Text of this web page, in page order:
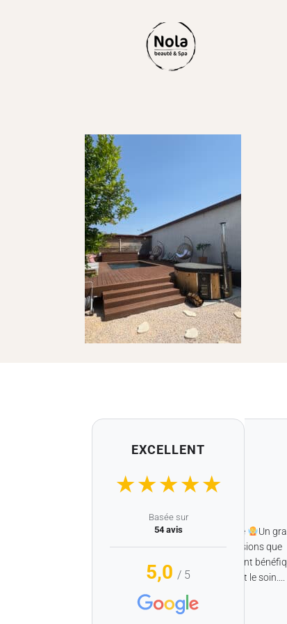
EXCELLENT
★★★★★
Basée sur
54 avis
5,0 / 5
Christelle Fabre
Le salon d’Audrey est vraiment magique
Un grand
Merci à Lola pour m’avoir enlevé les tensions que
j’avais dans le dos . Un massage vraiment bénéfique
. J’ai adoré aussi l’accès au spa avant le soin....